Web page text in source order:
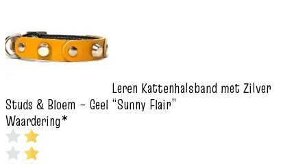
Leren Kattenhalsband met Zilver
Studs & Bloem – Geel “Sunny Flair”
Waardering*